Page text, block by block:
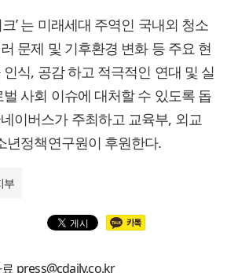
’ 는 미래세대 주역인 국내외 청소
문제 및 기후환경 변화 등 주요 현
식, 공감 하고 적극적인 연대 및 실
사회 이슈에 대처할 수 있도록 돕
이버스가 주최하고 교육부, 외교
년정책연구원이 후원한다.
부
press@cdaily.co.kr